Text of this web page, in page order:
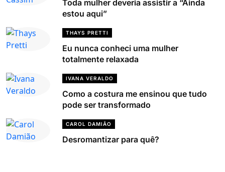
Toda mulher deveria assistir a “Ainda
estou aqui”
THAYS PRETTI
Eu nunca conheci uma mulher
totalmente relaxada
IVANA VERALDO
Como a costura me ensinou que tudo
pode ser transformado
CAROL DAMIÃO
Desromantizar para quê?